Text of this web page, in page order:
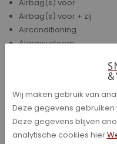
Airbag(s) voor
Airbag(s) voor + zij
Airconditioning
Alarmsysteem
Bestuurdersstoel in
Boordcomputer
Bots waarschuwing
Buitensp elektrisch
buitenspiegels in andere
Wij maken gebruik van
Deze gegevens
Deze gegevens blijven
analytische cookies hier